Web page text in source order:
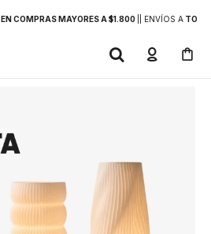
EN COMPRAS MAYORES A $1.800 | ENVÍOS ATODO